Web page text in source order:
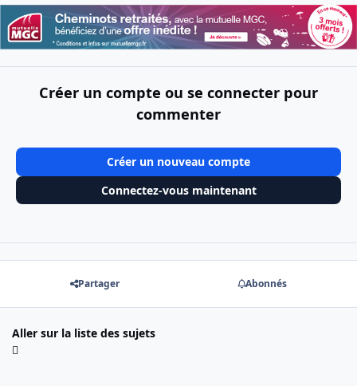
Créer un compte ou se connecter pour
commenter
Créer un nouveau compte
Connectez-vous maintenant
Partager Abonnés
Aller sur la liste des sujets